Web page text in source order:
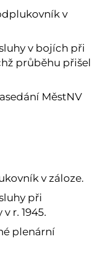
v
v bojích při
průběhu přišel
MěstNV
v záloze.
při
r. 1945.
plenární